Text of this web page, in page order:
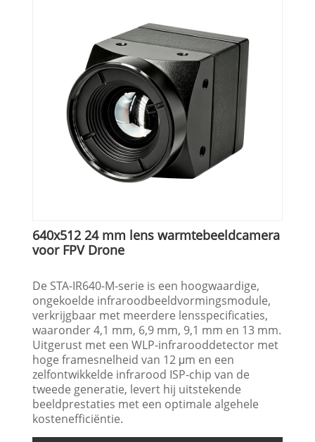
640x512 24 mm lens warmtebeeldcamera
voor FPV Drone
De STA-IR640-M-serie is een hoogwaardige,
ongekoelde infraroodbeeldvormingsmodule,
verkrijgbaar met meerdere lensspecificaties,
waaronder 4,1 mm, 6,9 mm, 9,1 mm en 13 mm.
Uitgerust met een WLP-infrarooddetector met
hoge framesnelheid van 12 μm en een
zelfontwikkelde infrarood ISP-chip van de
tweede generatie, levert hij uitstekende
beeldprestaties met een optimale algehele
kostenefficiëntie.